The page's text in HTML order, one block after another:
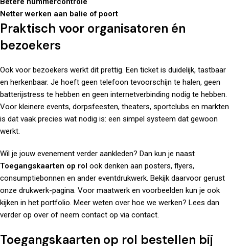
Netter werken aan balie of poort
Praktisch voor organisatoren én
bezoekers
Ook voor bezoekers werkt dit prettig. Een ticket is duidelijk, tastbaar
en herkenbaar. Je hoeft geen telefoon tevoorschijn te halen, geen
batterijstress te hebben en geen internetverbinding nodig te hebben.
Voor kleinere events, dorpsfeesten, theaters, sportclubs en markten
is dat vaak precies wat nodig is: een simpel systeem dat gewoon
werkt.
Wil je jouw evenement verder aankleden? Dan kun je naast
Toegangskaarten op rol ook denken aan posters, flyers,
consumptiebonnen en ander eventdrukwerk. Bekijk daarvoor gerust
onze drukwerk-pagina. Voor maatwerk en voorbeelden kun je ook
kijken in het portfolio. Meer weten over hoe we werken? Lees dan
verder op over of neem contact op via contact.
Toegangskaarten op rol bestellen bij